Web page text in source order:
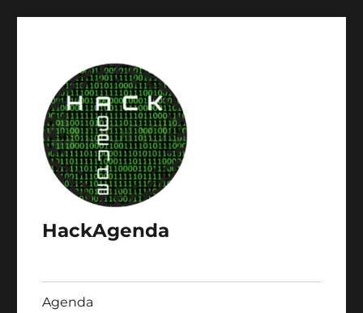
HackAgenda
Agenda